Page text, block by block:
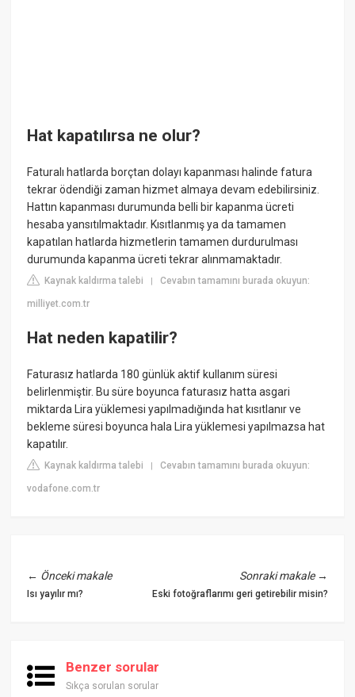
Hat kapatılırsa ne olur?
Faturalı hatlarda borçtan dolayı kapanması halinde fatura
tekrar ödendiği zaman hizmet almaya devam edebilirsiniz.
Hattın kapanması durumunda belli bir kapanma ücreti
hesaba yansıtılmaktadır. Kısıtlanmış ya da tamamen
kapatılan hatlarda hizmetlerin tamamen durdurulması
durumunda kapanma ücreti tekrar alınmamaktadır.
Kaynak kaldırma talebi |Cevabın tamamını burada okuyun:
milliyet.com.tr
Hat neden kapatilir?
Faturasız hatlarda 180 günlük aktif kullanım süresi
belirlenmiştir. Bu süre boyunca faturasız hatta asgari
miktarda Lira yüklemesi yapılmadığında hat kısıtlanır ve
bekleme süresi boyunca hala Lira yüklemesi yapılmazsa hat
kapatılır.
Kaynak kaldırma talebi |Cevabın tamamını burada okuyun:
vodafone.com.tr
← Önceki makale
Isı yayılır mı?
Sonraki makale→
Eski fotoğraflarımı geri getirebilir misin?
Benzer sorular
Sıkça sorulan sorular